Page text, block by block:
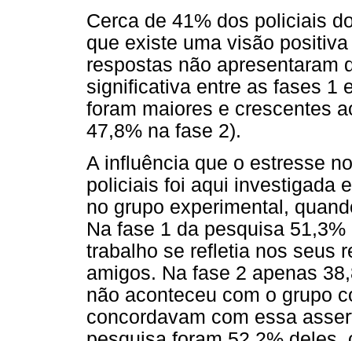
Cerca de 41% dos policiais
que existe uma visão
respostas não apresentaram
significativa entre as fases 1
foram maiores e crescentes
47,8% na fase 2).
A influência que o estresse
policiais foi aqui investigada
no grupo experimental,
Na fase 1 da pesquisa
trabalho se refletia nos seus
amigos. Na fase 2 apenas
não aconteceu com o grupo
concordavam com essa